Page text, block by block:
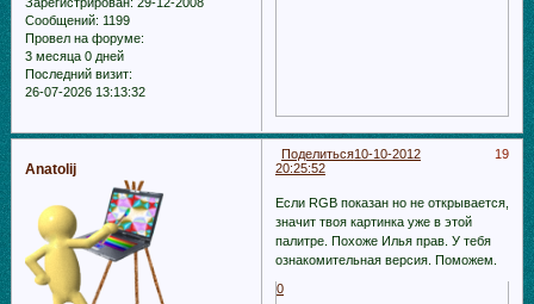
Сообщений: 1199
Провел на форуме:
3 месяца 0 дней
Последний визит:
26-07-2026 13:13:32
Поделиться 19
10-10-2012
20:25:52
Anatolij
Если RGB показан но не открывается,
значит твоя картинка уже в этой
палитре. Похоже Илья прав. У тебя
ознакомительная версия. Поможем.
0